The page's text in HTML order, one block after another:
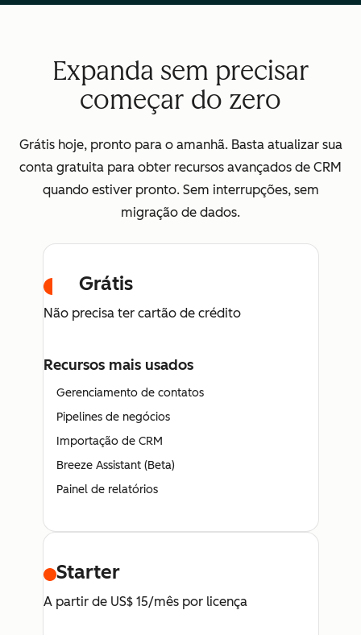
Expanda sem precisar
começar do zero
Grátis hoje, pronto para o amanhã. Basta atualizar sua
conta gratuita para obter recursos avançados de CRM
quando estiver pronto. Sem interrupções, sem
migração de dados.
Grátis
Não precisa ter cartão de crédito
Recursos mais usados
Gerenciamento de contatos
Pipelines de negócios
Importação de CRM
Breeze Assistant (Beta)
Painel de relatórios
Starter
A partir de US$ 15/mês por licença